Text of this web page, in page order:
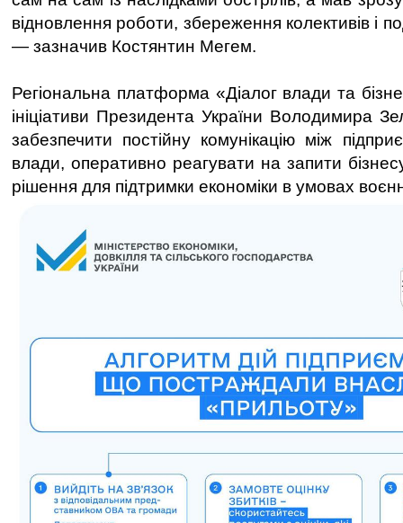
відновлення роботи, збереження колективів і
— зазначив Костянтин Мегем.
Регіональна платформа «Діалог влади та
ініціативи Президента України Володимира
забезпечити постійну комунікацію між
влади, оперативно реагувати на запити
рішення для підтримки економіки в умовах